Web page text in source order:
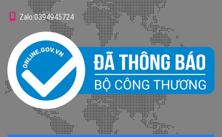
Zalo:0394945724